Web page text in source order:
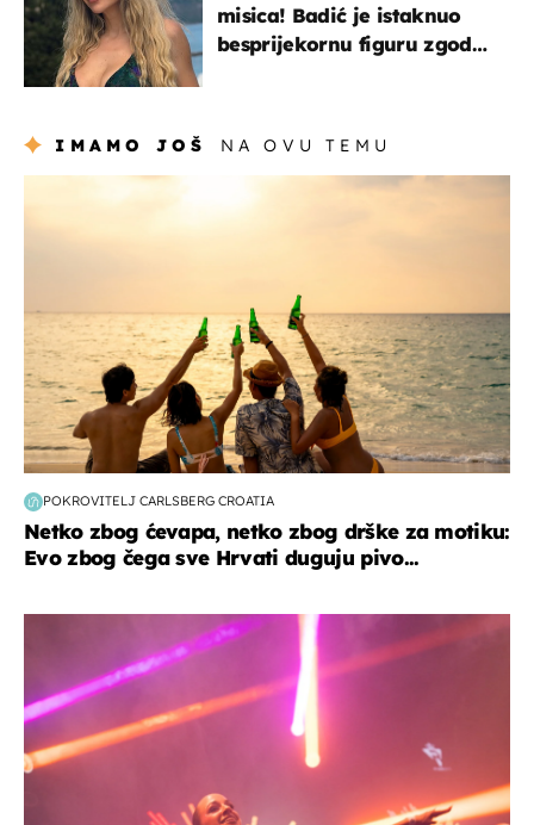
misica! Badić je istaknuo
besprijekornu figuru zgodne
IMAMO JOŠ NA OVU TEMU
POKROVITELJ CARLSBERG CROATIA
Netko zbog ćevapa, netko zbog drške za motiku:
Evo zbog čega sve Hrvati duguju pivo...